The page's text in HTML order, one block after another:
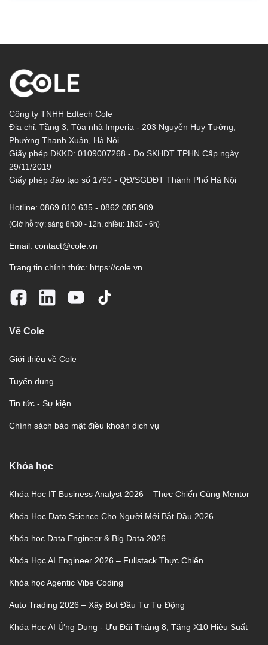
Công ty TNHH Edtech Cole
Địa chỉ: Tầng 3, Tòa nhà Imperia - 203 Nguyễn Huy Tưởng,
Phường Thanh Xuân, Hà Nội
Giấy phép ĐKKD: 0109007268 - Do SKHĐT TPHN Cấp ngày
29/11/2019
Giấy phép đào tạo số 1760 - QĐ/SGDĐT Thành Phố Hà Nội
Hotline: 0869 810 635 - 0862 085 989
(Giờ hỗ trợ: sáng 8h30 - 12h, chiều: 1h30 - 6h)
Email: contact@cole.vn
Trang tin chính thức: https://cole.vn
Về Cole
Giới thiệu về Cole
Tuyển dụng
Tin tức - Sự kiện
Chính sách bảo mật điều khoản dịch vụ
Khóa học
Khóa Học IT Business Analyst 2026 – Thực Chiến Cùng Mentor
Khóa Học Data Science Cho Người Mới Bắt Đầu 2026
Khóa học Data Engineer & Big Data 2026
Khóa Học AI Engineer 2026 – Fullstack Thực Chiến
Khóa học Agentic Vibe Coding
Auto Trading 2026 – Xây Bot Đầu Tư Tự Động
Khóa Học AI Ứng Dụng - Ưu Đãi Tháng 8, Tăng X10 Hiệu Suất